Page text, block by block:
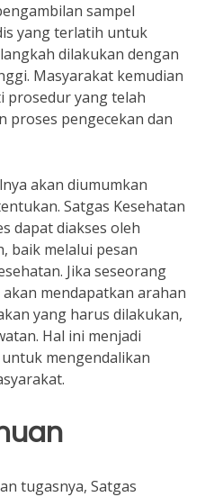
sampel
yang terlatih untuk
dilakukan dengan
Masyarakat kemudian
prosedur yang telah
proses pengecekan dan
akan diumumkan
Satgas Kesehatan
dapat diakses oleh
baik melalui pesan
Jika seseorang
mendapatkan arahan
yang harus dilakukan,
Hal ini menjadi
mengendalikan
tugasnya, Satgas